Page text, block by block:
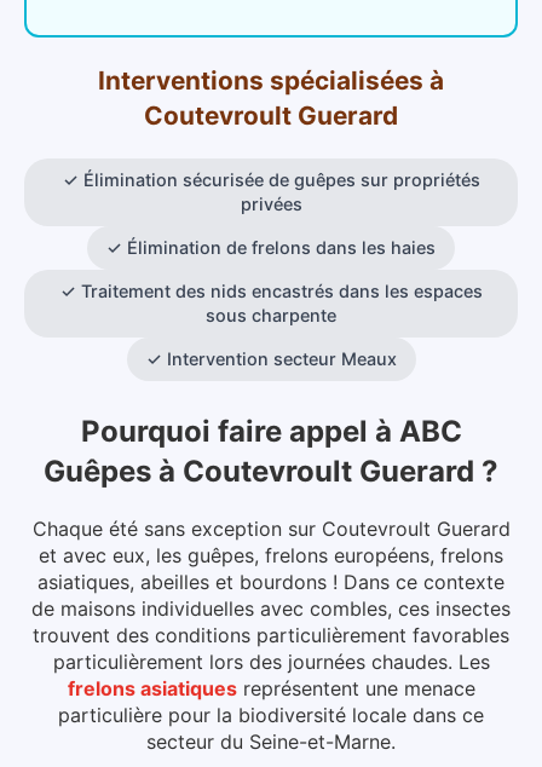
Interventions spécialisées à
Coutevroult Guerard
✓ Élimination sécurisée de guêpes sur propriétés
privées
✓ Élimination de frelons dans les haies
✓ Traitement des nids encastrés dans les espaces
sous charpente
✓ Intervention secteur Meaux
Pourquoi faire appel à ABC
Guêpes à Coutevroult Guerard ?
Chaque été sans exception sur Coutevroult Guerard
et avec eux, les guêpes, frelons européens, frelons
asiatiques, abeilles et bourdons ! Dans ce contexte
de maisons individuelles avec combles, ces insectes
trouvent des conditions particulièrement favorables
particulièrement lors des journées chaudes. Les
frelons asiatiques représentent une menace
particulière pour la biodiversité locale dans ce
secteur du Seine-et-Marne.